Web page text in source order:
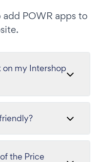
POWR apps to
on my Intershop
the Price